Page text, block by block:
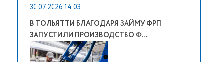
30.07.2026 14:03
В ТОЛЬЯТТИ БЛАГОДАРЯ ЗАЙМУ ФРП
ЗАПУСТИЛИ ПРОИЗВОДСТВО Ф…